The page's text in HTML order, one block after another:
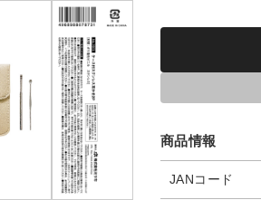
商品情報
JANコード